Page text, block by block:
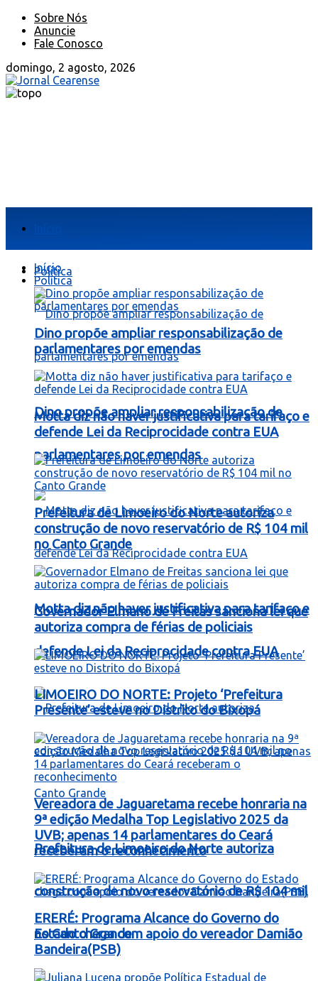
Sobre Nós
Anuncie
Fale Conosco
domingo, 2 agosto, 2026
Política
Dino propõe ampliar responsabilização de
parlamentares por emendas
Motta diz não haver justificativa para tarifaço e
defende Lei da Reciprocidade contra EUA
Prefeitura de Limoeiro do Norte autoriza
construção de novo reservatório de R$ 104 mil
no Canto Grande
Início
Política
Dino propõe ampliar responsabilização de
parlamentares por emendas
Motta diz não haver justificativa para tarifaço e
defende Lei da Reciprocidade contra EUA
Prefeitura de Limoeiro do Norte autoriza
construção de novo reservatório de R$ 104 mil
no Canto Grande
Governador Elmano de Freitas sanciona lei que
autoriza compra de férias de policiais
LIMOEIRO DO NORTE: Projeto ‘Prefeitura
Presente’ esteve no Distrito do Bixopá
Vereadora de Jaguaretama recebe honraria na
9ª edição Medalha Top Legislativo 2025 da
UVB; apenas 14 parlamentares do Ceará
receberam o reconhecimento
ERERÉ: Programa Alcance do Governo do
Estado chega com apoio do vereador Damião
Bandeira(PSB)